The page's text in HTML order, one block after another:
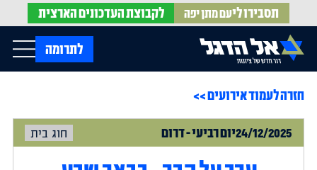
תסבירו ליעם מתן יפה לקבוצתהעדכונים הארצית
בית
עלינו
אירועים
חדשות אל הדגל
עדכונים מהשטח
הופעות בתקשורת
לתרומה Menu
חזרה לעמוד אירועים >>
24/12/2025יוםרביעי-דרום חוג בית